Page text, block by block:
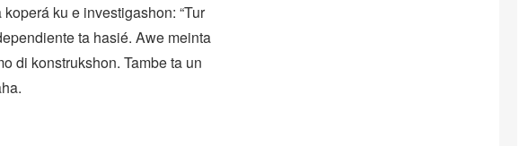
ku e investigashon: “Tur
ta hasié. Awe meinta
di konstrukshon. Tambe ta un